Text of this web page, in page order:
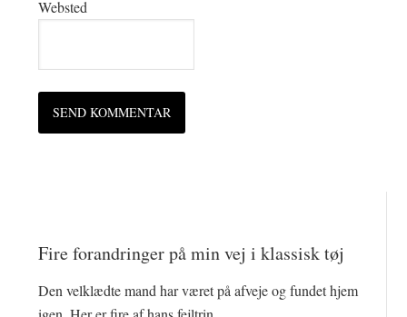
Websted
Fire forandringer på min vej i klassisk tøj
Den velklædte mand har været på afveje og fundet hjem